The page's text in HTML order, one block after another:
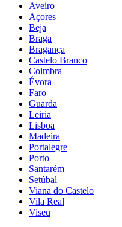
Aveiro
Açores
Beja
Braga
Bragança
Castelo Branco
Coimbra
Évora
Faro
Guarda
Leiria
Lisboa
Madeira
Portalegre
Porto
Santarém
Setúbal
Viana do Castelo
Vila Real
Viseu